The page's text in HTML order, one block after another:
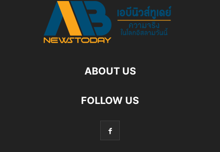
ABOUT US
FOLLOW US